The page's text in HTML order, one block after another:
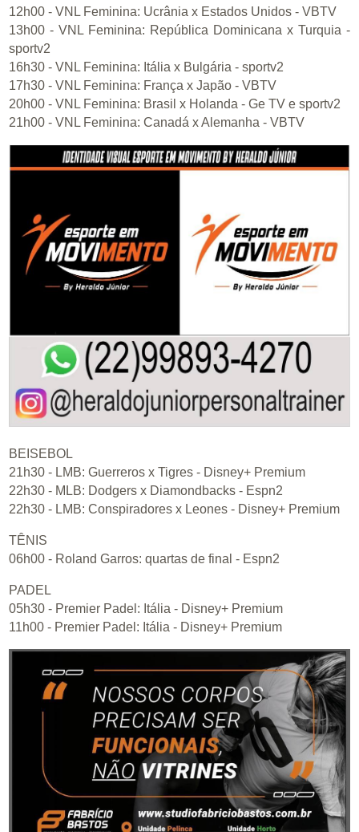
12h00 - VNL Feminina: Ucrânia x Estados Unidos - VBTV
13h00 - VNL Feminina: República Dominicana x Turquia -
sportv2
16h30 - VNL Feminina: Itália x Bulgária - sportv2
17h30 - VNL Feminina: França x Japão - VBTV
20h00 - VNL Feminina: Brasil x Holanda - Ge TV e sportv2
21h00 - VNL Feminina: Canadá x Alemanha - VBTV
BEISEBOL
21h30 - LMB: Guerreros x Tigres - Disney+ Premium
22h30 - MLB: Dodgers x Diamondbacks - Espn2
22h30 - LMB: Conspiradores x Leones - Disney+ Premium
TÊNIS
06h00 - Roland Garros: quartas de final - Espn2
PADEL
05h30 - Premier Padel: Itália - Disney+ Premium
11h00 - Premier Padel: Itália - Disney+ Premium